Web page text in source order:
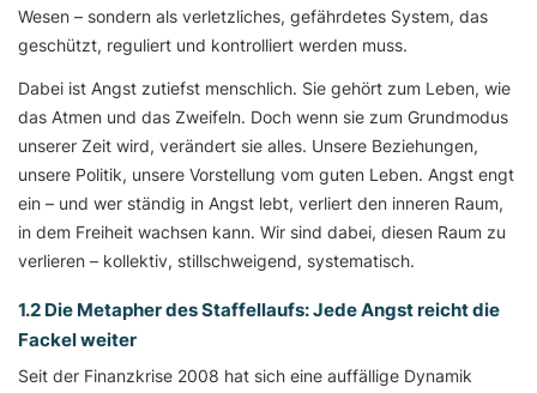
Wesen – sondern als verletzliches, gefährdetes System, das
geschützt, reguliert und kontrolliert werden muss.
Dabei ist Angst zutiefst menschlich. Sie gehört zum Leben, wie
das Atmen und das Zweifeln. Doch wenn sie zum Grundmodus
unserer Zeit wird, verändert sie alles. Unsere Beziehungen,
unsere Politik, unsere Vorstellung vom guten Leben. Angst engt
ein – und wer ständig in Angst lebt, verliert den inneren Raum,
in dem Freiheit wachsen kann. Wir sind dabei, diesen Raum zu
verlieren – kollektiv, stillschweigend, systematisch.
1.2 Die Metapher des Staffellaufs: Jede Angst reicht die
Fackel weiter
Seit der Finanzkrise 2008 hat sich eine auffällige Dynamik